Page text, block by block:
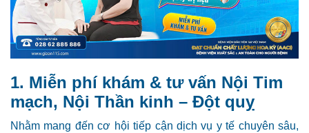
1. Miễn phí khám & tư vấn Nội Tim
mạch, Nội Thần kinh – Đột quỵ
Nhằm mang đến cơ hội tiếp cận dịch vụ y tế chuyên sâu,